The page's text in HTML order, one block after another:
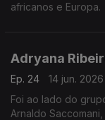
africanos e Europa.
Adryana
Ep. 24
14 jun. 2026
Foi ao lado do
Arnaldo